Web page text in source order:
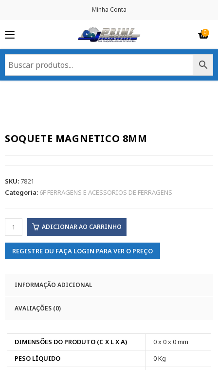
Minha Conta
SOQUETE MAGNETICO 8MM
SKU: 7821
Categoria: 6F FERRAGENS E ACESSORIOS DE FERRAGENS
ADICIONAR AO CARRINHO
REGISTRE OU FAÇA LOGIN PARA VER O PREÇO
INFORMAÇÃO ADICIONAL
AVALIAÇÕES (0)
DIMENSÕES DO PRODUTO (C X L X A)
0 x 0 x 0 mm
PESO LÍQUIDO
0 Kg